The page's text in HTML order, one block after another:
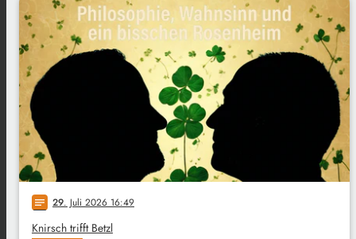
notes 29. Juli 2026 16:49
Knirsch trifft Betzl